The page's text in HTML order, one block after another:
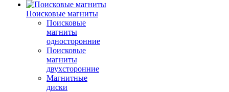
Поисковые магниты
Поисковые
магниты
односторонние
Поисковые
магниты
двухсторонние
Магнитные
диски